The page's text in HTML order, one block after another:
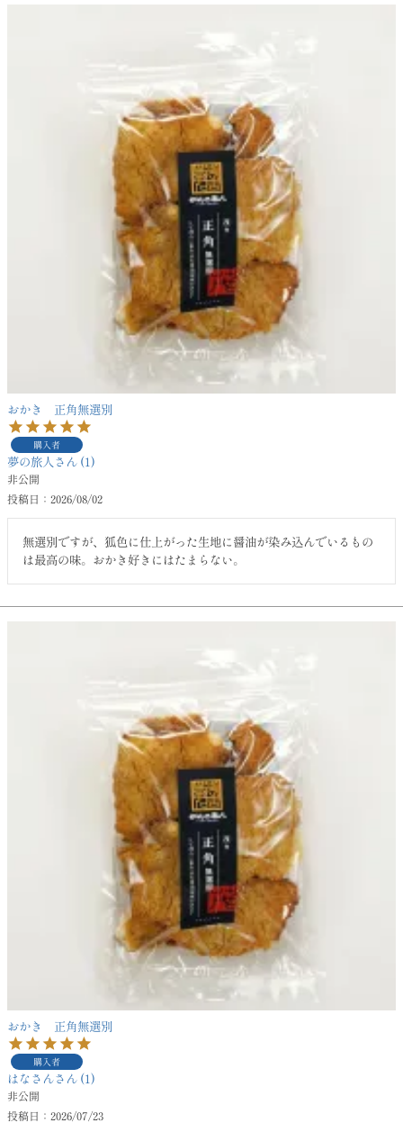
おかき 正角無選別
購入者
夢の旅人 1
非公開
投稿日
2026/08/02
無選別ですが、狐色に仕上がった生地に醤油が染み込んでいるもの
は最高の味。おかき好きにはたまらない。
おかき 正角無選別
購入者
はなさん 1
非公開
投稿日
2026/07/23